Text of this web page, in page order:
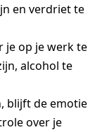
en verdriet te
je op je werk te
alcohol te
blijft de emotie
over je